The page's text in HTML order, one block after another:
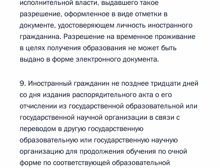
исполнительной власти, выдавшего такое
разрешение, оформленное в виде отметки в
документе, удостоверяющем личность иностранного
гражданина. Разрешение на временное проживание
в целях получения образования не может быть
выдано в форме электронного документа.
9. Иностранный гражданин не позднее тридцати дней
со дня издания распорядительного акта о его
отчислении из государственной образовательной или
государственной научной организации в связи с
переводом в другую государственную
образовательную или государственную научную
организацию для продолжения обучения по очной
форме по соответствующей образовательной